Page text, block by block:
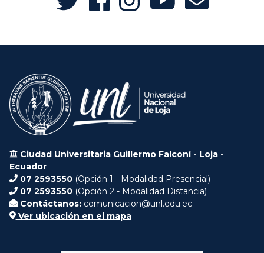
Ciudad Universitaria Guillermo Falconí - Loja -
Ecuador
07 2593550 (Opción 1 - Modalidad Presencial)
07 2593550 (Opción 2 - Modalidad Distancia)
Contáctanos: comunicacion@unl.edu.ec
Ver ubicación en el mapa